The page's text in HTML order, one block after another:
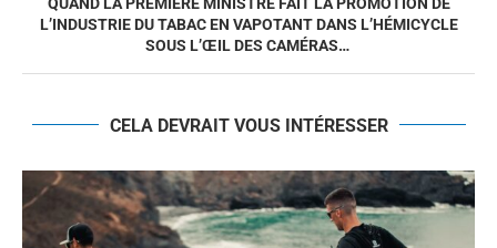
L’INDUSTRIE DU TABAC EN VAPOTANT DANS L’HÉMICYCLE
SOUS L’ŒIL DES CAMÉRAS…
CELA DEVRAIT VOUS INTÉRESSER